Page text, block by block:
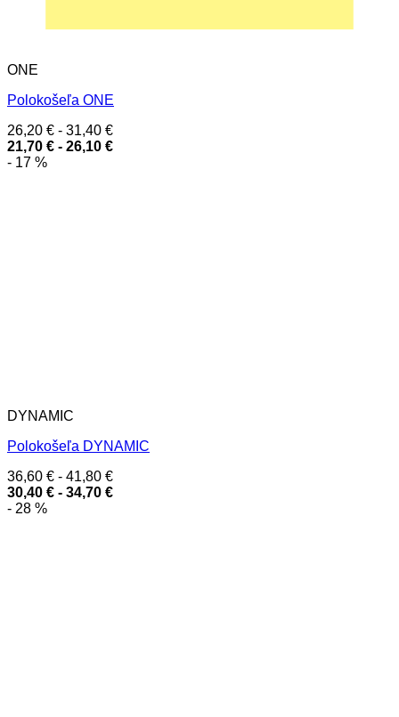
ONE
Polokošeľa ONE
26,20 € - 31,40 €
21,70 € - 26,10 €
- 17 %
DYNAMIC
Polokošeľa DYNAMIC
36,60 € - 41,80 €
30,40 € - 34,70 €
- 28 %